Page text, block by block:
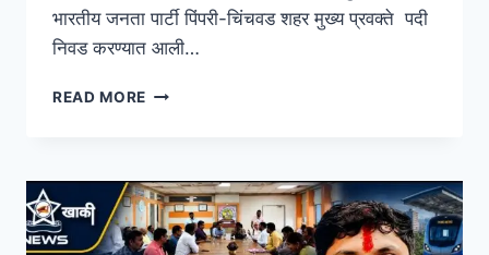
भारतीय जनता पार्टी पिंपरी-चिंचवड शहर मुख्य प्रवक्ते पदी
निवड करण्यात आली…
READ MORE